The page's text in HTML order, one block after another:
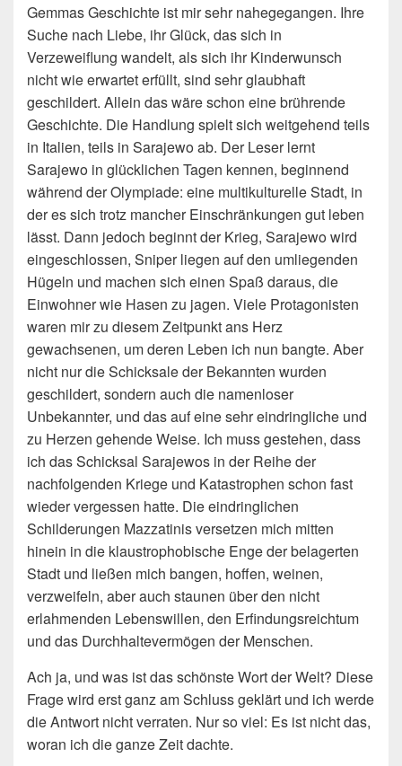
Gemmas Geschichte ist mir sehr nahegegangen. Ihre
Suche nach Liebe, ihr Glück, das sich in
Verzeweiflung wandelt, als sich ihr Kinderwunsch
nicht wie erwartet erfüllt, sind sehr glaubhaft
geschildert. Allein das wäre schon eine brührende
Geschichte. Die Handlung spielt sich weitgehend teils
in Italien, teils in Sarajewo ab. Der Leser lernt
Sarajewo in glücklichen Tagen kennen, beginnend
während der Olympiade: eine multikulturelle Stadt, in
der es sich trotz mancher Einschränkungen gut leben
lässt. Dann jedoch beginnt der Krieg, Sarajewo wird
eingeschlossen, Sniper liegen auf den umliegenden
Hügeln und machen sich einen Spaß daraus, die
Einwohner wie Hasen zu jagen. Viele Protagonisten
waren mir zu diesem Zeitpunkt ans Herz
gewachsenen, um deren Leben ich nun bangte. Aber
nicht nur die Schicksale der Bekannten wurden
geschildert, sondern auch die namenloser
Unbekannter, und das auf eine sehr eindringliche und
zu Herzen gehende Weise. Ich muss gestehen, dass
ich das Schicksal Sarajewos in der Reihe der
nachfolgenden Kriege und Katastrophen schon fast
wieder vergessen hatte. Die eindringlichen
Schilderungen Mazzatinis versetzen mich mitten
hinein in die klaustrophobische Enge der belagerten
Stadt und ließen mich bangen, hoffen, weinen,
verzweifeln, aber auch staunen über den nicht
erlahmenden Lebenswillen, den Erfindungsreichtum
und das Durchhaltevermögen der Menschen.
Ach ja, und was ist das schönste Wort der Welt? Diese
Frage wird erst ganz am Schluss geklärt und ich werde
die Antwort nicht verraten. Nur so viel: Es ist nicht das,
woran ich die ganze Zeit dachte.